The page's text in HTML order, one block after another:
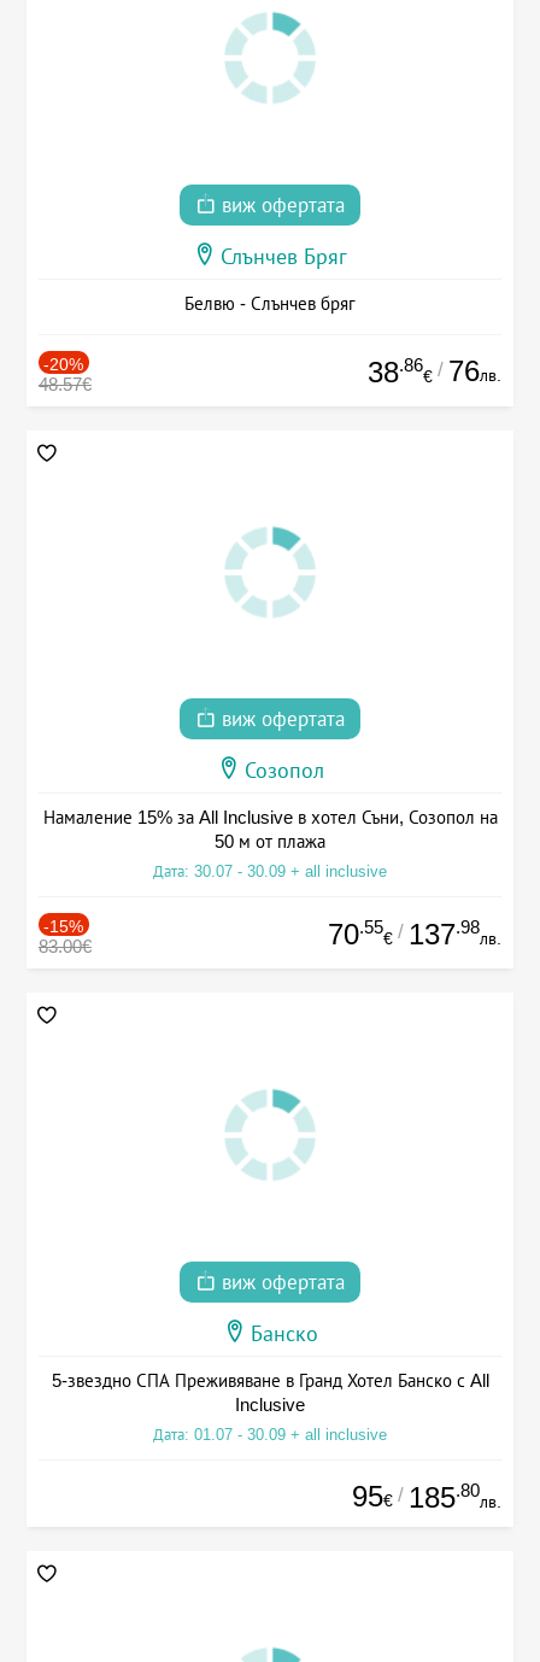
виж офертата
Слънчев Бряг
Белвю - Слънчев бряг
-20%
48.57€ 38.86
€ / 76лв.
виж офертата
Созопол
Намаление 15% за All Inclusive в хотел Съни, Созопол на
50 м от плажа
Дата: 30.07 - 30.09 + all inclusive
-15%
83.00€ 70.55
€ / 137.98
лв.
виж офертата
Банско
5-звездно СПА Преживяване в Гранд Хотел Банско с All
Inclusive
Дата: 01.07 - 30.09 + all inclusive
95€ / 185.80
лв.